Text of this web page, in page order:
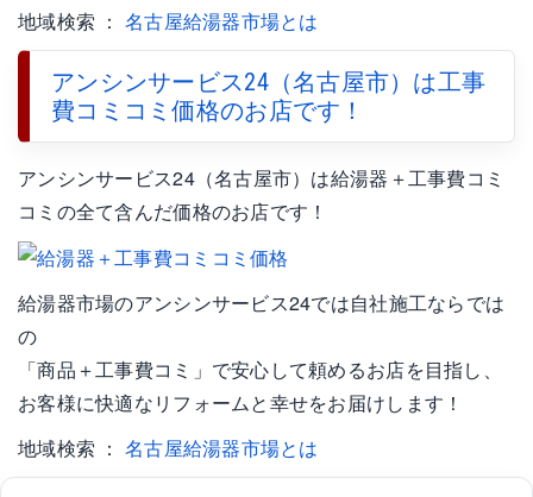
地域検索 ： 名古屋給湯器市場とは
アンシンサービス24（名古屋市）は工事
費コミコミ価格のお店です！
アンシンサービス24（名古屋市）は給湯器＋工事費コミ
コミの全て含んだ価格のお店です！
給湯器市場のアンシンサービス24では自社施工ならでは
の
「商品＋工事費コミ」で安心して頼めるお店を目指し、
お客様に快適なリフォームと幸せをお届けします！
地域検索 ： 名古屋給湯器市場とは